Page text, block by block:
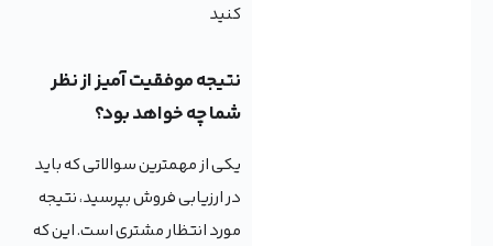
کنید
نتیجه موفقیت آمیز از نظر
شما چه خواهد بود؟
یکی از مهمترین سوالاتی که باید
در ارزیابی فروش بپرسید، نتیجه
مورد انتظار مشتری است. این که